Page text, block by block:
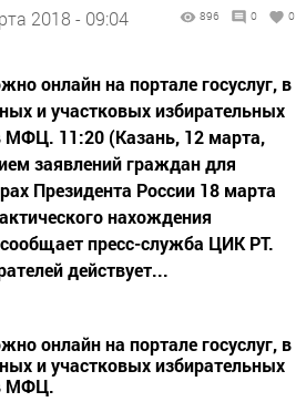
2018 - 09:04 896 0 0
онлайн на портале госуслуг, в
и участковых избирательных
МФЦ. 11:20 (Казань, 12 марта,
заявлений граждан для
Президента России 18 марта
нахождения
пресс-служба ЦИК РТ.
действует...
онлайн на портале госуслуг, в
и участковых избирательных
МФЦ.